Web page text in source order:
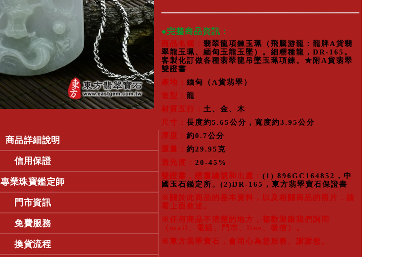
●完整商品資訊：
商品名稱： 翡翠龍項鍊玉珮（飛騰游龍：龍牌A貨翡
翠龍玉珮、緬甸玉龍玉墜）。細糯種龍，DR-165。
客製化訂做各種翡翠龍吊墜玉珮項鍊。★附A貨翡翠
雙證書
產地： 緬甸（A貨翡翠）
造型： 龍
材質五行 ： 土、金、木
尺寸： 長度約5.65公分，寬度約3.95公分
厚度： 約0.7公分
重量： 約29.95克
透光度： 20-45%
雙證書，證書編號和出處： (1) 896GC164852，中
國玉石鑑定所。(2)DR-165，東方翡翠寶石保證書
※關於此商品的基本資料，以及相關商品的照片，請
看上面敘述。
※任何商品不清楚的地方，都歡迎跟我們詢問
（mail、電話、門市、line、微信）。
※東方翡翠寶石，會用心為您服務。謝謝您。
商品詳細說明
信用保證
專業珠寶鑑定師
門市資訊
免費服務
換貨流程